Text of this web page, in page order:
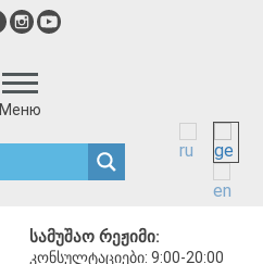
Меню
სამუშაო რეჟიმი:
კონსულტაციები: 9:00-20:00